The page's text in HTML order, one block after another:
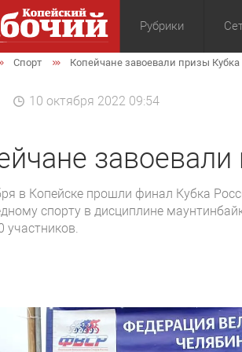
Рубрики
Общество
Спорт Копейчане завоевали призы Кубка
10 октября 2022 09:54
в Копейске прошли финал Кубка
спорту в дисциплине
участников.